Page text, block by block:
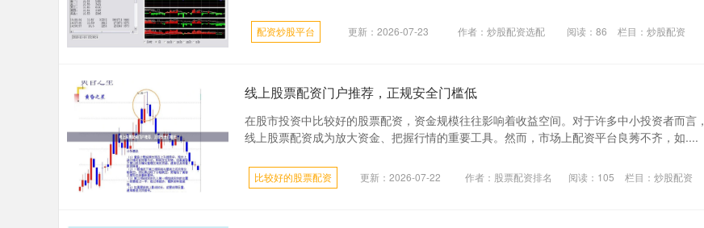
配资炒股平台 更新：2026-07-23 作者：炒股配资选配 阅读： 86 栏目： 炒股配资
线上股票配资门户推荐，正规安全门槛低
在股市投资中比较好的股票配资，资金规模往往影响着收益空间。对于许多中小投资者而言，
线上股票配资成为放大资金、把握行情的重要工具。然而，市场上配资平台良莠不齐，如....
比较好的股票配资 更新：2026-07-22 作者：股票配资排名 阅读： 105 栏目： 炒股配资